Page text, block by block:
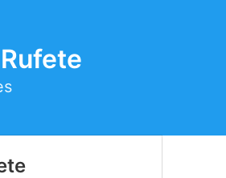
Rufete